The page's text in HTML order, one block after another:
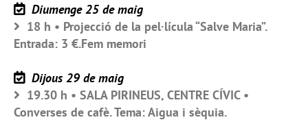
Diumenge 25 de maig
18 h • Projecció de la pel·lícula “Salve Maria”.
Entrada: 3 €.Fem memori
Dijous 29 de maig
19.30 h • SALA PIRINEUS, CENTRE CÍVIC •
Converses de cafè. Tema: Aigua i sèquia.